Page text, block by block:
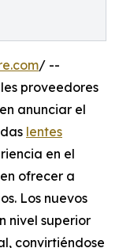
/ --
proveedores
anunciar el
lentes
en el
ofrecer a
Los nuevos
nivel superior
convirtiéndose